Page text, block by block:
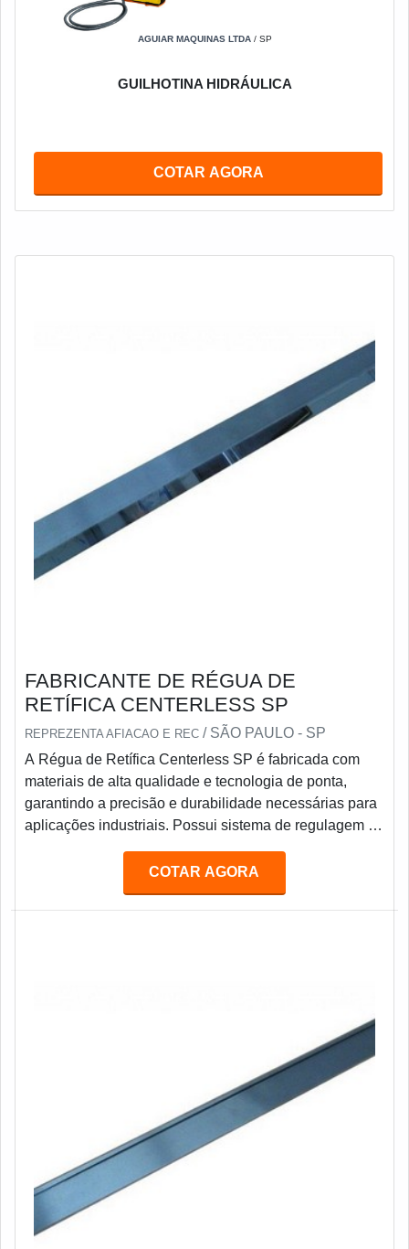
AGUIAR MAQUINAS LTDA/ SP
GUILHOTINA HIDRÁULICA
COTAR AGORA
FABRICANTE DE RÉGUA DE
RETÍFICA CENTERLESS SP
REPREZENTA AFIACAO E REC / SÃO PAULO - SP
A Régua de Retífica Centerless SP é fabricada com
materiais de alta qualidade e tecnologia de ponta,
garantindo a precisão e durabilidade necessárias para
aplicações industriais. Possui sistema de regulagem de
além de sistema de segurança para evitar acidentes. É
ideal para uso em processos de retificação de peças de
precisão, como eixos, pinos, engrenagens, etc.
COTAR AGORA